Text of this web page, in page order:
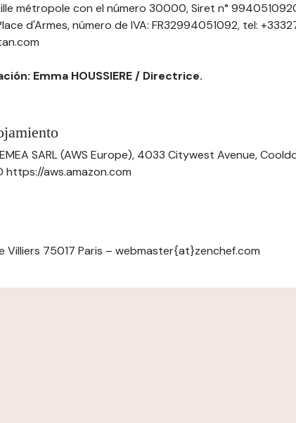
métropole con el número 30000, Siret n°
d'Armes, número de IVA: FR32994051092, tel:
Emma HOUSSIERE / Directrice.
SARL (AWS Europe), 4033 Citywest Avenue,
https://aws.amazon.com
Villiers 75017 Paris – webmaster{at}zenchef.com